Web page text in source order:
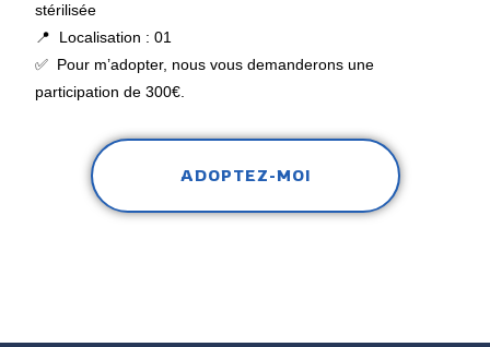
stérilisée
📍 Localisation : 01
✅ Pour m’adopter, nous vous demanderons une
participation de 300€.
ADOPTEZ-MOI